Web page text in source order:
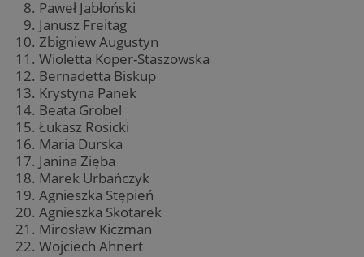
Paweł Jabłoński
Janusz Freitag
Zbigniew Augustyn
Wioletta Koper-Staszowska
Bernadetta Biskup
Krystyna Panek
Beata Grobel
Łukasz Rosicki
Maria Durska
Janina Zięba
Marek Urbańczyk
Agnieszka Stępień
Agnieszka Skotarek
Mirosław Kiczman
Wojciech Ahnert